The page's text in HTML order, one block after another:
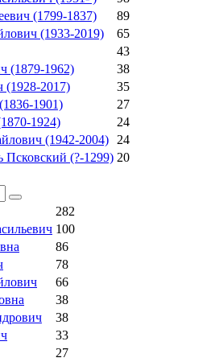
(1799-1837)
89
(1933-2019)
65
43
(1879-1962)
38
(1928-2017)
35
1901)
27
1924)
24
(1942-2004)
24
Псковский (?-1299) 20
282
100
86
78
66
38
38
33
27